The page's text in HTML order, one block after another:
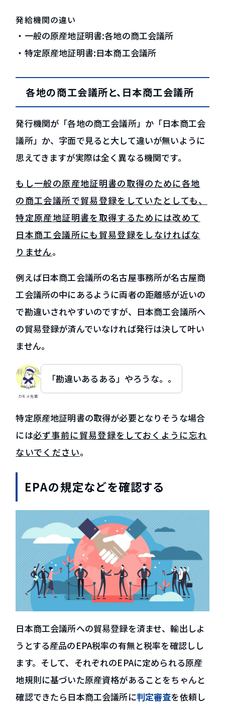
発給機関の違い
・一般の原産地証明書:各地の商工会議所
・特定原産地証明書:日本商工会議所
各地の商工会議所と、日本商工会議所
発行機関が「各地の商工会議所」か「日本商工会
議所」か、字面で見ると大して違いが無いように
思えてきますが実際は全く異なる機関です。
もし一般の原産地証明書の取得のために各地
の商工会議所で貿易登録をしていたとしても、
特定原産地証明書を取得するためには改めて
日本商工会議所にも貿易登録をしなければな
りません。
例えば日本商工会議所の名古屋事務所が名古屋商
工会議所の中にあるように両者の距離感が近いの
で勘違いされやすいのですが、日本商工会議所へ
の貿易登録が済んでいなければ発行は決して叶い
ません。
カモメ先輩
「勘違いあるある」やろうな。。
特定原産地証明書の取得が必要となりそうな場合
には必ず事前に貿易登録をしておくように忘れ
ないでください。
EPAの規定などを確認する
日本商工会議所への貿易登録を済ませ、輸出しよ
うとする産品のEPA税率の有無と税率を確認しし
ます。そして、それぞれのEPAに定められる原産
地規則に基づいた原産資格があることをちゃんと
確認できたら日本商工会議所に判定審査を依頼し